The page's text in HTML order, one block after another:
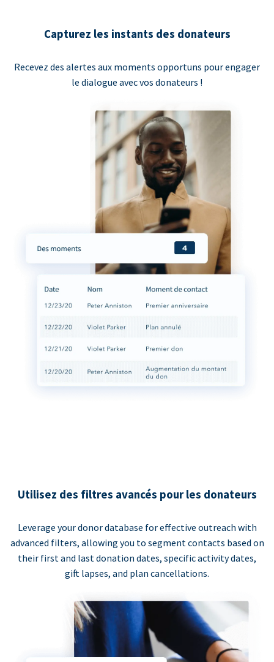
Capturez les instants des donateurs
Recevez des alertes aux moments opportuns pour engager
le dialogue avec vos donateurs !
Utilisez des filtres avancés pour les donateurs
Leverage your donor database for effective outreach with
advanced filters, allowing you to segment contacts based on
their first and last donation dates, specific activity dates,
gift lapses, and plan cancellations.